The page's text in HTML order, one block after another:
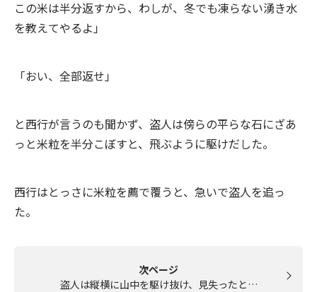
この米は半分返すから、わしが、冬でも凍らない湧き水
を教えてやるよ」
「おい、全部返せ」
と西行が言うのも聞かず、盗人は傍らの平らな石にざあ
っと米粒を半分こぼすと、飛ぶように駆けだした。
西行はとっさに米粒を薦で覆うと、急いで盗人を追っ
た。
次ページ
盗人は縦横に山中を駆け抜け、見失ったと…